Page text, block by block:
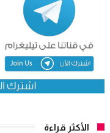
الأكثر قراءة